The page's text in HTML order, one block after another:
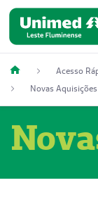
Acesso
Novas Aquisições